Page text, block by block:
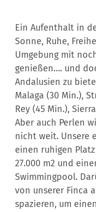
Ein Aufenthalt in
Sonne, Ruhe,
Umgebung mit
genießen…. und
Andalusien zu
Malaga (30 Min.),
Rey (45 Min.),
Aber auch Perlen
nicht weit. Unsere
einen ruhigen
27.000 m2 und
Swimmingpool.
von unserer Finca
spazieren, um
oder eine